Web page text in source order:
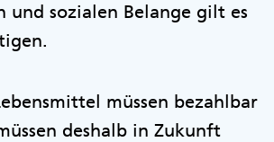
und sozialen Belange gilt es
müssen bezahlbar
deshalb in Zukunft